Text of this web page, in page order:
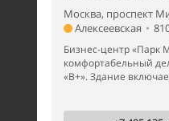
Москва, проспект
Алексеевская •
Бизнес-центр «Парк
комфортабельный
«B+». Здание